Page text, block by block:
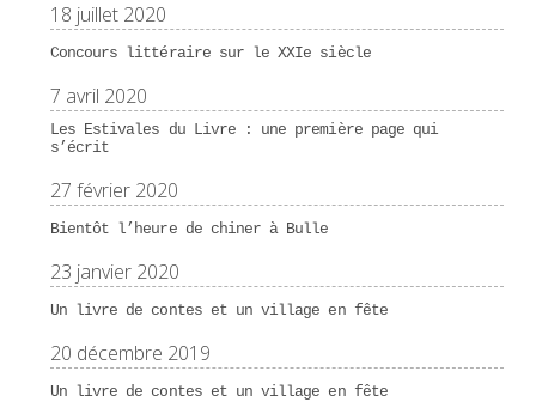
18 juillet 2020
Concours littéraire sur le XXIe siècle
7 avril 2020
Les Estivales du Livre : une première page qui
s’écrit
27 février 2020
Bientôt l’heure de chiner à Bulle
23 janvier 2020
Un livre de contes et un village en fête
20 décembre 2019
Un livre de contes et un village en fête